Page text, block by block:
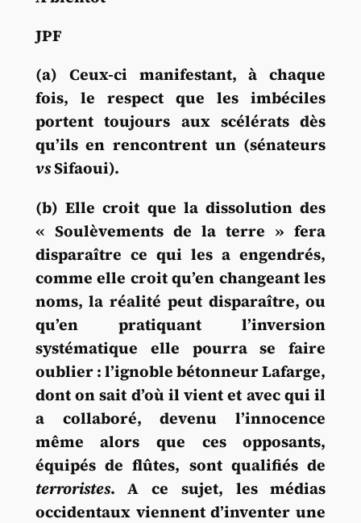
JPF
(a) Ceux-ci manifestant, à chaque
fois, le respect que les imbéciles
portent toujours aux scélérats dès
qu’ils en rencontrent un (sénateurs
vsSifaoui).
(b) Elle croit que la dissolution des
« Soulèvements de la terre » fera
disparaître ce qui les a engendrés,
comme elle croit qu’en changeant les
noms, la réalité peut disparaître, ou
qu’en pratiquant l’inversion
systématique elle pourra se faire
oublier : l’ignoble bétonneur Lafarge,
dont on sait d’où il vient et avec qui il
a collaboré, devenu l’innocence
même alors que ces opposants,
équipés de flûtes, sont qualifiés de
terroristes. A ce sujet, les médias
occidentaux viennent d’inventer une